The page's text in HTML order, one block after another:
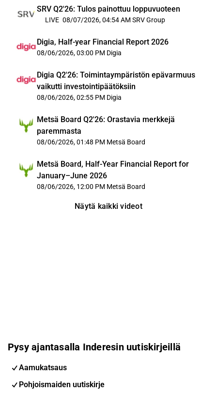
SRV Q2'26: Tulos painottuu loppuvuoteen
LIVE 08/07/2026, 04:54 AM SRV Group
Digia, Half-year Financial Report 2026
08/06/2026, 03:00 PM Digia
Digia Q2'26: Toimintaympäristön epävarmuus
vaikutti investointipäätöksiin
08/06/2026, 02:55 PM Digia
Metsä Board Q2'26: Orastavia merkkejä
paremmasta
08/06/2026, 01:48 PM Metsä Board
Metsä Board, Half-Year Financial Report for
January–June 2026
08/06/2026, 12:00 PM Metsä Board
Näytä kaikki videot
Pysy ajantasalla Inderesin uutiskirjeillä
Aamukatsaus
Pohjoismaiden uutiskirje